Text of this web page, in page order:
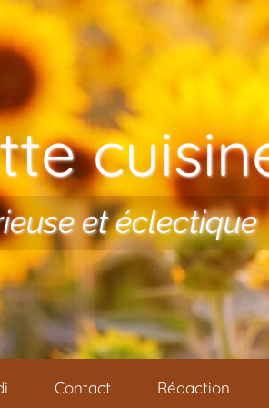
et éclectique
Contact Rédaction